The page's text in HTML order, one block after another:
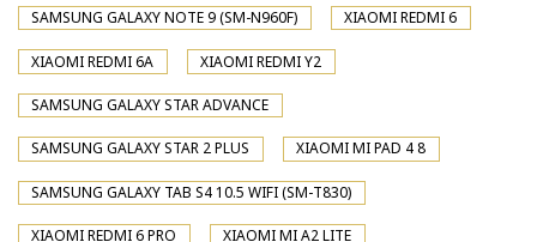
SAMSUNG GALAXY NOTE 9 (SM-N960F) XIAOMI REDMI 6
XIAOMI REDMI 6A XIAOMI REDMI Y2
SAMSUNG GALAXY STAR ADVANCE
SAMSUNG GALAXY STAR 2 PLUS XIAOMI MI PAD 4 8
SAMSUNG GALAXY TAB S4 10.5 WIFI (SM-T830)
XIAOMI REDMI 6 PRO XIAOMI MI A2 LITE